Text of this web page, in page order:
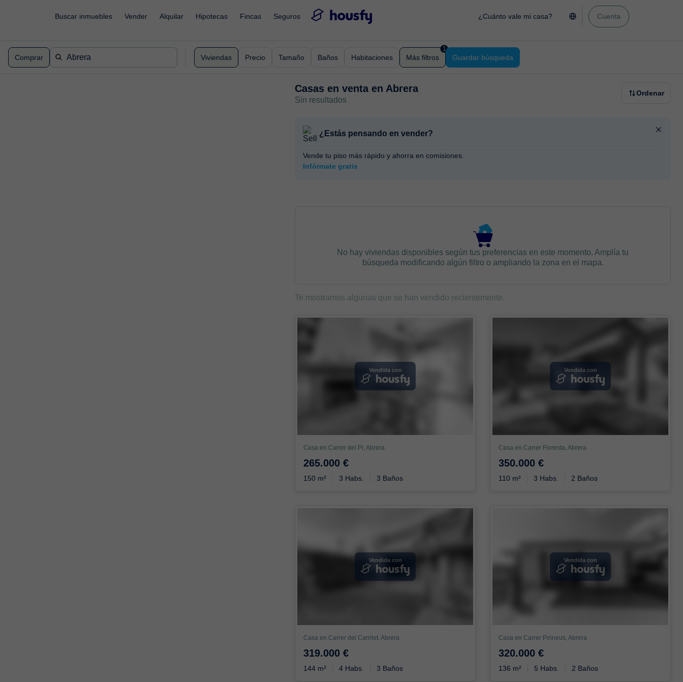
Buscar inmuebles Vender Alquilar Hipotecas Fincas Seguros ¿Cuánto vale mi casa? Cuenta
Comprar Viviendas Precio Tamaño Baños Habitaciones Más filtros
1
Guardar búsqueda
Casas en venta en Abrera
Sin resultados
Ordenar
¿Estás pensando en vender?
Vende tu piso más rápido y ahorra en comisiones.
Infórmate gratis
No hay viviendas disponibles según tus preferencias en este momento. Amplía tu
búsqueda modificando algún filtro o ampliando la zona en el mapa.
Te mostramos algunas que se han vendido recientemente.
Vendida con
Casa en Carrer del Pi, Abrera
265.000 €
150 m² 3 Habs. 3 Baños
Vendida con
Casa en Carrer Floresta, Abrera
350.000 €
110 m² 3 Habs. 2 Baños
Vendida con
Casa en Carrer del Carrilet, Abrera
319.000 €
144 m² 4 Habs. 3 Baños
Vendida con
Casa en Carrer Pirineus, Abrera
320.000 €
136 m² 5 Habs. 2 Baños